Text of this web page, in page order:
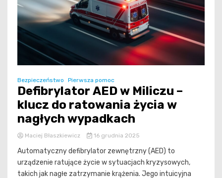
Bezpieczeństwo Pierwsza pomoc
Defibrylator AED w Miliczu –
klucz do ratowania życia w
nagłych wypadkach
Maciej Błaszkiewicz 16 grudnia 2025
Automatyczny defibrylator zewnętrzny (AED) to
urządzenie ratujące życie w sytuacjach kryzysowych,
takich jak nagłe zatrzymanie krążenia. Jego intuicyjna